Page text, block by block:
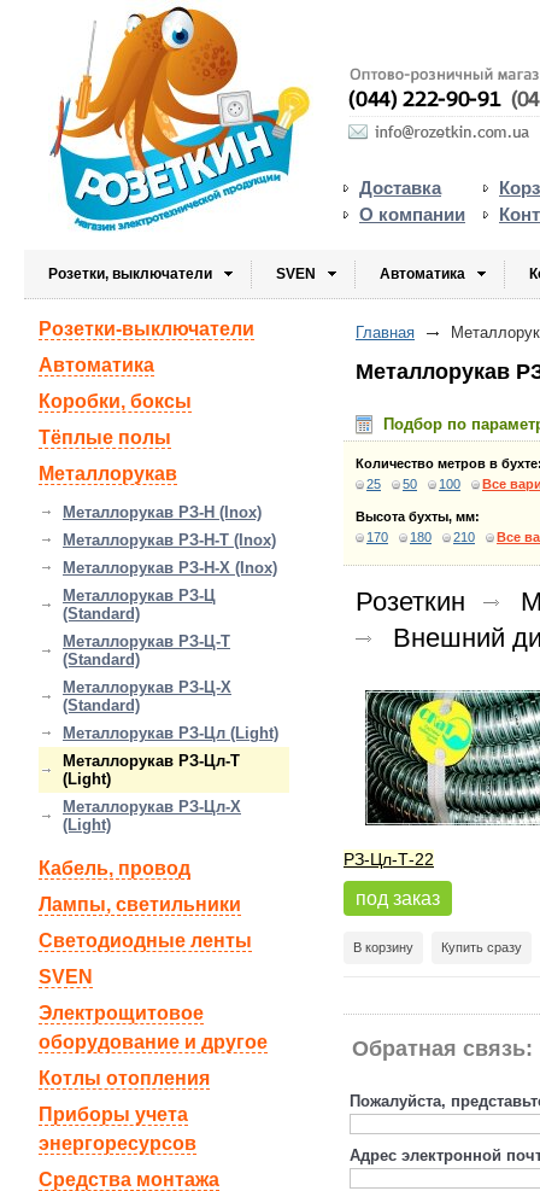
Доставка
О компании
Розетки, выключатели SVEN Автоматика
Главная
Металлорукав
Подбор по
Количество метров в
25
50 100 Все
Высота бухты, мм:
170
180 210 Все
Розеткин
Внешний
РЗ-Цл-Т-22
под заказ
В корзину Купить сразу
Обратная связь:
Пожалуйста,
Адрес электронной
Розетки-выключатели
Автоматика
Коробки, боксы
Тёплые полы
Металлорукав
Металлорукав РЗ-Н (Inox)
Металлорукав РЗ-Н-Т (Inox)
Металлорукав РЗ-Н-Х (Inox)
Металлорукав РЗ-Ц
(Standard)
Металлорукав РЗ-Ц-Т
(Standard)
Металлорукав РЗ-Ц-Х
(Standard)
Металлорукав РЗ-Цл (Light)
Металлорукав РЗ-Цл-Т
(Light)
Металлорукав РЗ-Цл-Х
(Light)
Кабель, провод
Лампы, светильники
Светодиодные ленты
SVEN
Электрощитовое
оборудование и другое
Котлы отопления
Приборы учета
энергоресурсов
Средства монтажа